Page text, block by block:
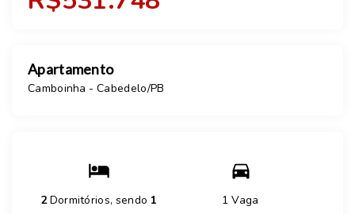
Apartamento
Camboinha - Cabedelo/PB
2Dormitórios, sendo 1
1 Vaga